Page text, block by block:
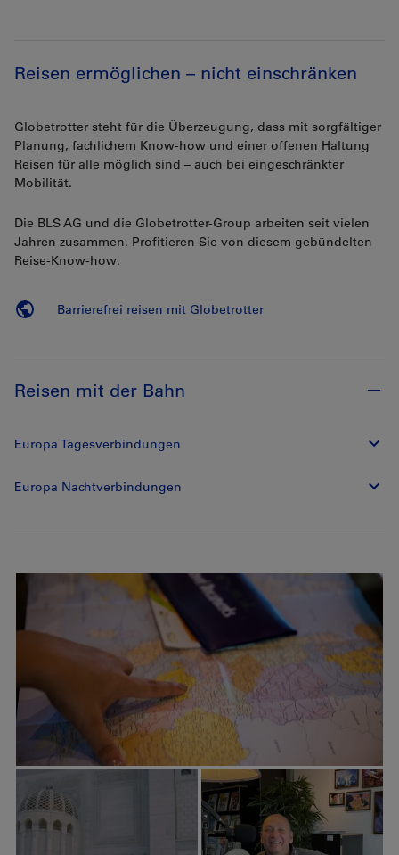
Reisen ermöglichen – nicht einschränken
Globetrotter steht für die Überzeugung, dass mit sorgfältiger
Planung, fachlichem Know-how und einer offenen Haltung
Reisen für alle möglich sind – auch bei eingeschränkter
Mobilität.
Die BLS AG und die Globetrotter-Group arbeiten seit vielen
Jahren zusammen. Profitieren Sie von diesem gebündelten
Reise-Know-how.
Barrierefrei reisen mit Globetrotter
Reisen mit der Bahn
Europa Tagesverbindungen
Europa Nachtverbindungen